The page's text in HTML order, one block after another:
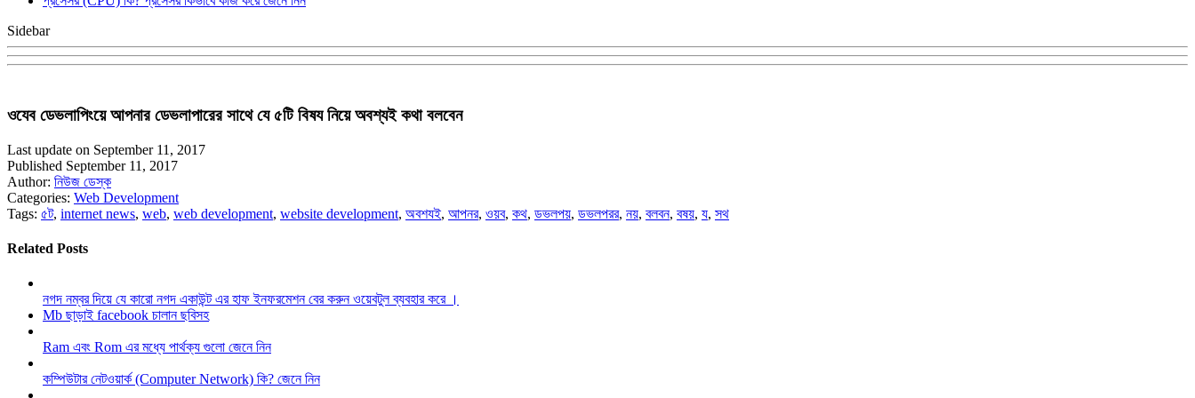
Sidebar
ওযেব ডেভলাপিংয়ে আপনার ডেভলাপারের সাথে যে ৫টি বিষয নিয়ে অবশ্যই কথা বলবেন
Last update on September 11, 2017
Published September 11, 2017
Author: নিউজ ডেস্ক
Categories: Web Development
Tags: ৫ট, internet news, web, web development, website development, অবশযই, আপনর, ওয়ব, কথ, ডভলপয়, ডভলপরর, নয়, বলবন, বষয়, য, সথ
Related Posts
নগদ নম্বর দিয়ে যে কারো নগদ একাউন্ট এর হাফ ইনফরমেশন বের করুন ওয়েবটুল ব্যবহার করে ।
Mb ছাড়াই facebook চালান ছবিসহ
Ram এবং Rom এর মধ্যে পার্থক্য গুলো জেনে নিন
কম্পিউটার নেটওয়ার্ক (Computer Network) কি? জেনে নিন